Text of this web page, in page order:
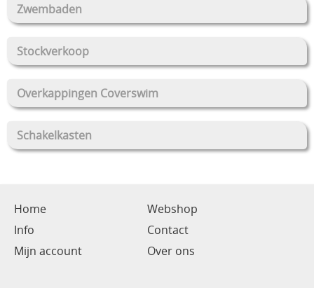
Zwembaden
Stockverkoop
Overkappingen Coverswim
Schakelkasten
Home
Webshop
Info
Contact
Mijn account
Over ons